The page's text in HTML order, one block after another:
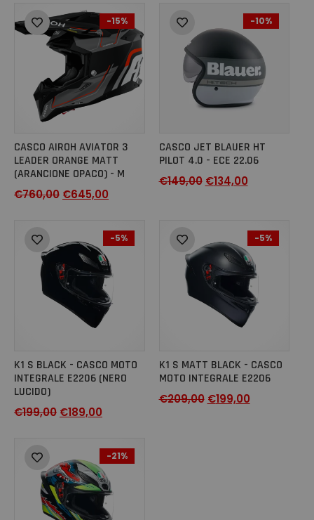
-15%
CASCO AIROH AVIATOR 3
LEADER ORANGE MATT
(ARANCIONE OPACO) - M
€760,00 €645,00
-10%
CASCO JET BLAUER HT
PILOT 4.0 - ECE 22.06
€149,00 €134,00
-5%
K1 S BLACK - CASCO MOTO
INTEGRALE E2206 (NERO
LUCIDO)
€199,00 €189,00
-5%
K1 S MATT BLACK - CASCO
MOTO INTEGRALE E2206
€209,00 €199,00
-21%